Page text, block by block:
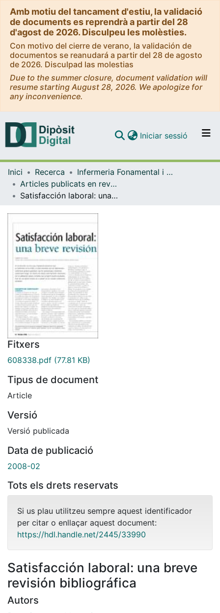
Amb motiu del tancament d'estiu, la validació
de documents es reprendrà a partir del 28
d'agost de 2026. Disculpeu les molèsties.
Con motivo del cierre de verano, la validación de
documentos se reanudará a partir del 28 de agosto
de 2026. Disculpad las molestias
Due to the summer closure, document validation will
resume starting August 28, 2026. We apologize for
any inconvenience.
Navega per tot el DD
Iniciar sessió (current)
Inici Recerca
Infermeria Fonamental i Clínica
Articles publicats en revistes (Infermeria Fonamental i Clínica)
Satisfacción laboral: una breve revisión bibliográfica
Fitxers
608338.pdf (77.81 KB)
Tipus de document
Article
Versió
Versió publicada
Data de publicació
2008-02
Tots els drets reservats
Si us plau utilitzeu sempre aquest identificador
per citar o enllaçar aquest document:
https://hdl.handle.net/2445/33990
Satisfacción laboral: una breve
revisión bibliográfica
Autors